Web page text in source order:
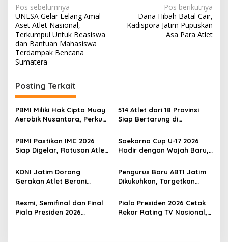
N
a
v
i
g
a
s
i
p
o
s
Pos sebelumnya
UNESA Gelar Lelang Amal
Aset Atlet Nasional,
Terkumpul Untuk Beasiswa
dan Bantuan Mahasiswa
Terdampak Bencana
Sumatera
Pos berikutnya
Dana Hibah Batal Cair,
Kadispora Jatim Pupuskan
Asa Para Atlet
Posting Terkait
PBMI Miliki Hak Cipta Muay
Aerobik Nusantara, Perkuat
Indonesia
514 Atlet dari 18 Provinsi
Siap Bertarung di
Championship 2026 di
Bekasi
PBMI Pastikan IMC 2026
Siap Digelar, Ratusan Atlet
di Bekasi
Soekarno Cup U-17 2026
Hadir dengan Wajah Baru,
Penghargaan Man of the
Match
KONI Jatim Dorong
Gerakan Atlet Berani
Tekanan Mental Atlet Laki-
Laki
Pengurus Baru ABTI Jatim
Dikukuhkan, Targetkan
Barometer Bola Tangan
Indonesia
Resmi, Semifinal dan Final
Piala Presiden 2026
Piala Presiden 2026 Cetak
Rekor Rating TV Nasional,